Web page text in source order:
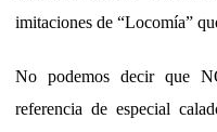
imitaciones de “Locomía”
No podemos decir que
referencia de especial